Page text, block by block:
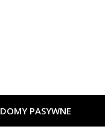
DOMY PASYWNE